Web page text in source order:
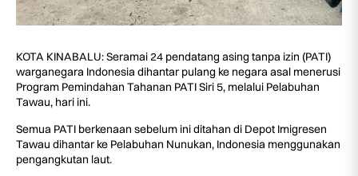
KOTA KINABALU: Seramai 24 pendatang asing tanpa izin (PATI)
warganegara Indonesia dihantar pulang ke negara asal menerusi
Program Pemindahan Tahanan PATI Siri 5, melalui Pelabuhan
Tawau, hari ini.
Semua PATI berkenaan sebelum ini ditahan di Depot Imigresen
Tawau dihantar ke Pelabuhan Nunukan, Indonesia menggunakan
pengangkutan laut.